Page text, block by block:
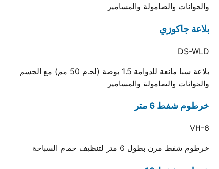
والجوانات والصامولة والمسامير
بلاعة جاكوزي
DS-WLD
بلاعة سبا مانعة للدوامة 1.5 بوصة (لحام 50 مم) مع الجسم
والجوانات والصامولة والمسامير
خرطوم شفط 6 متر
VH-6
خرطوم شفط مرن بطول 6 متر لتنظيف حمام السباحة